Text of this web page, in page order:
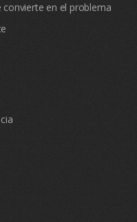
convierte en el problema